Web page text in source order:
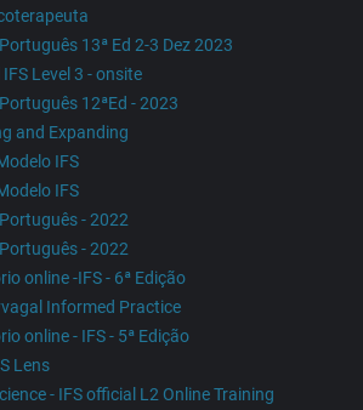
13ª Ed 2-3 Dez 2023
Level 3 - onsite
12ªEd - 2023
and Expanding
IFS
IFS
- 2022
- 2022
online -IFS - 6ª Edição
Informed Practice
online - IFS - 5ª Edição
Lens
- IFS official L2 Online Training